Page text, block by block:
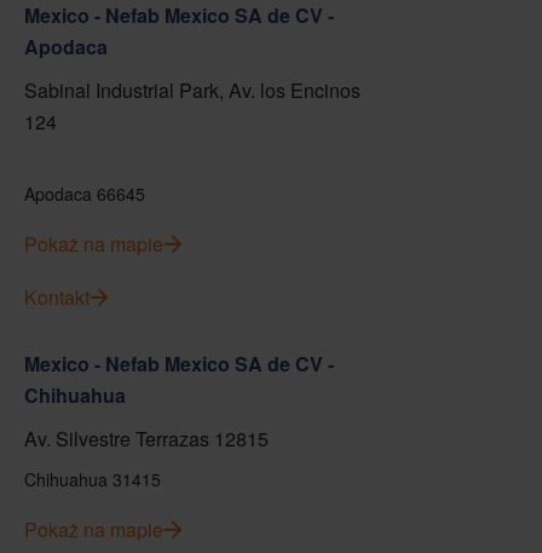
Mexico - Nefab Mexico SA de CV -
Apodaca
Sabinal Industrial Park, Av. los Encinos
124
Apodaca 66645
Pokaż na mapie
Kontakt
Mexico - Nefab Mexico SA de CV -
Chihuahua
Av. Silvestre Terrazas 12815
Chihuahua 31415
Pokaż na mapie